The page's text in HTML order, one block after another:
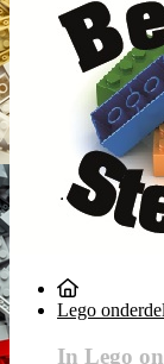
Lego
In Lego